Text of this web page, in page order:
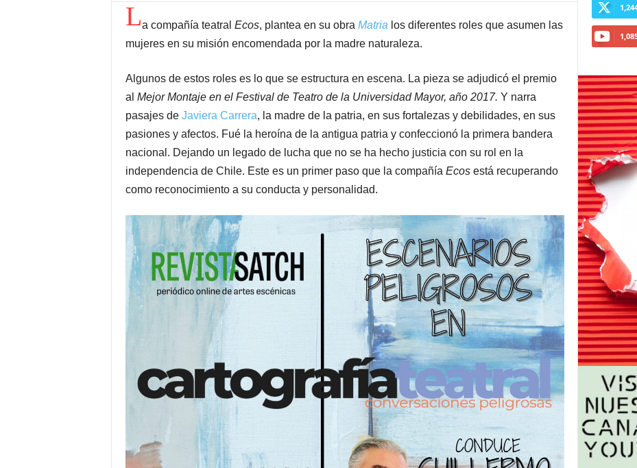
La compañía teatral Ecos, plantea en su obra Matria los diferentes roles que asumen las
mujeres en su misión encomendada por la madre naturaleza.
Algunos de estos roles es lo que se estructura en escena. La pieza se adjudicó el premio
al Mejor Montaje en el Festival de Teatro de la Universidad Mayor, año 2017. Y narra
pasajes de Javiera Carrera, la madre de la patria, en sus fortalezas y debilidades, en sus
pasiones y afectos. Fué la heroína de la antigua patria y confeccionó la primera bandera
nacional. Dejando un legado de lucha que no se ha hecho justicia con su rol en la
independencia de Chile. Este es un primer paso que la compañía Ecosestá recuperando
como reconocimiento a su conducta y personalidad.